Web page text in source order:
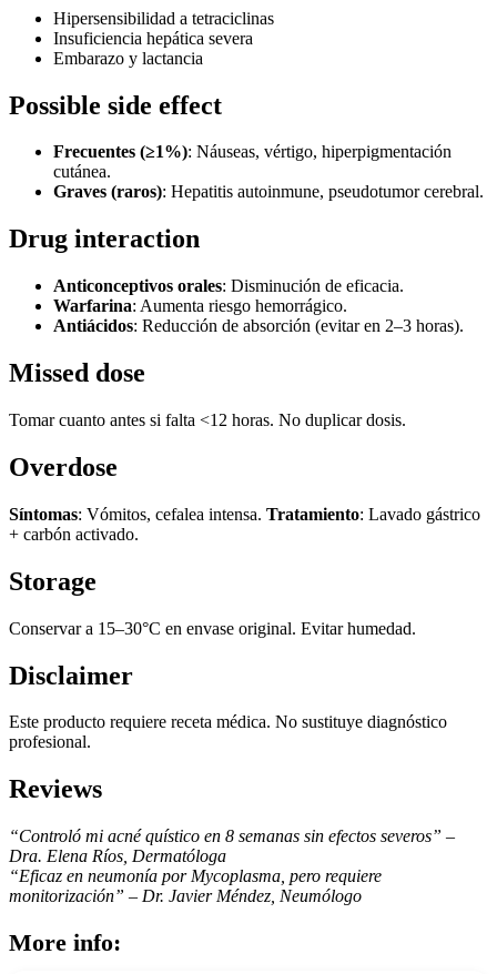
Hipersensibilidad a tetraciclinas
Insuficiencia hepática severa
Embarazo y lactancia
Possible side effect
Frecuentes (≥1%): Náuseas, vértigo, hiperpigmentación
cutánea.
Graves (raros): Hepatitis autoinmune, pseudotumor cerebral.
Drug interaction
Anticonceptivos orales: Disminución de eficacia.
Warfarina: Aumenta riesgo hemorrágico.
Antiácidos: Reducción de absorción (evitar en 2–3 horas).
Missed dose
Tomar cuanto antes si falta <12 horas. No duplicar dosis.
Overdose
Síntomas: Vómitos, cefalea intensa. Tratamiento: Lavado gástrico
+ carbón activado.
Storage
Conservar a 15–30°C en envase original. Evitar humedad.
Disclaimer
Este producto requiere receta médica. No sustituye diagnóstico
profesional.
Reviews
“Controló mi acné quístico en 8 semanas sin efectos severos” –
Dra. Elena Ríos, Dermatóloga
“Eficaz en neumonía por Mycoplasma, pero requiere
monitorización” – Dr. Javier Méndez, Neumólogo
More info: